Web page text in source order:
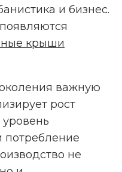
и бизнес.
крыши
важную
рост
потребление
не